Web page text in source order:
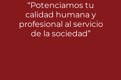
“Potenciamos tu
calidad humana y
profesional al servicio
de la sociedad”